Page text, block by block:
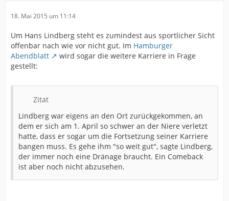
18. Mai 2015 um 11:14
Um Hans Lindberg steht es zumindest aus sportlicher Sicht
offenbar nach wie vor nicht gut. Im Hamburger
Abendblatt
wird sogar die weitere Karriere in Frage
gestellt:
Zitat
Lindberg war eigens an den Ort zurückgekommen, an
dem er sich am 1. April so schwer an der Niere verletzt
hatte, dass er sogar um die Fortsetzung seiner Karriere
bangen muss. Es gehe ihm "so weit gut", sagte Lindberg,
der immer noch eine Dränage braucht. Ein Comeback
ist aber noch nicht abzusehen.